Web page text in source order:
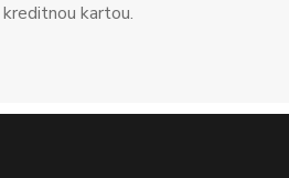
kartou.